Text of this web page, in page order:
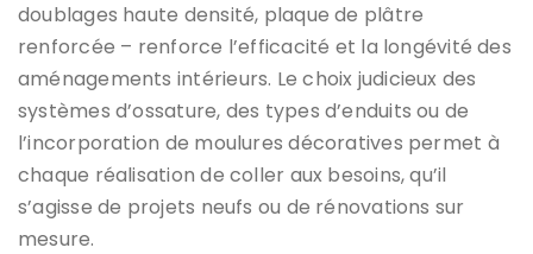
doublages haute densité, plaque de plâtre
renforcée – renforce l’efficacité et la longévité des
aménagements intérieurs. Le choix judicieux des
systèmes d’ossature, des types d’enduits ou de
l’incorporation de moulures décoratives permet à
chaque réalisation de coller aux besoins, qu’il
s’agisse de projets neufs ou de rénovations sur
mesure.